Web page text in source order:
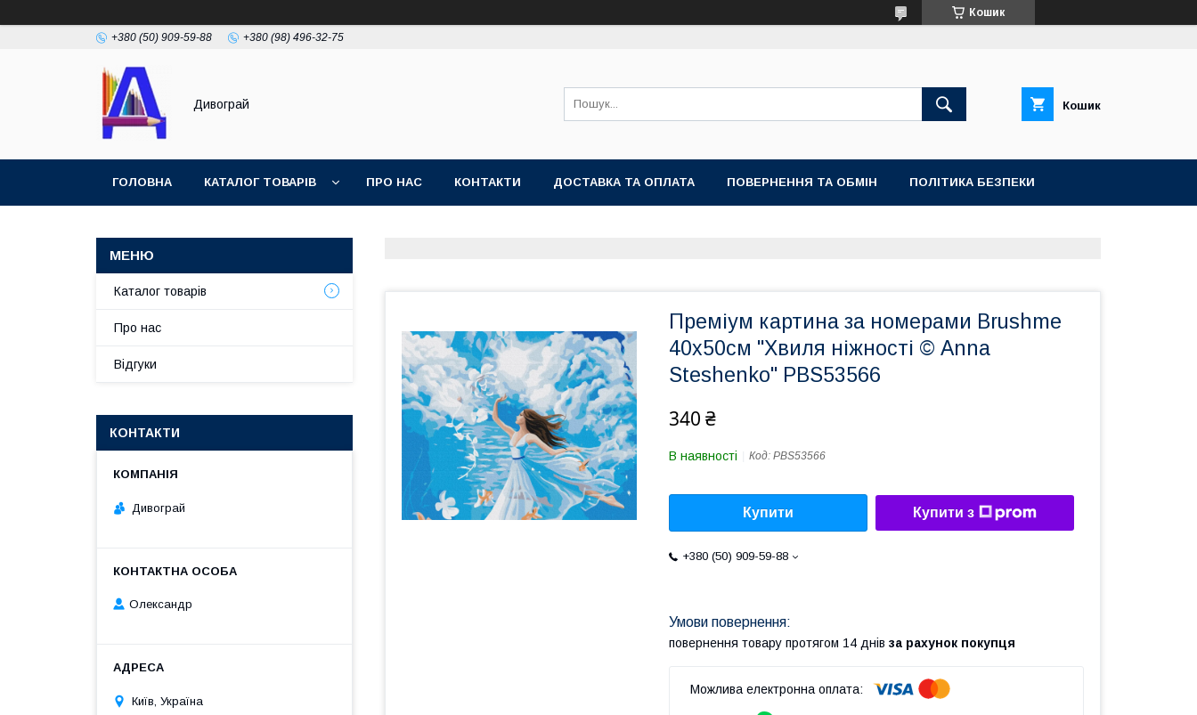
Кошик
+380 (50) 909-59-88 +380 (98) 496-32-75
Дивограй Кошик
ГОЛОВНА КАТАЛОГ ТОВАРІВ ПРО НАС КОНТАКТИ ДОСТАВКА ТА ОПЛАТА ПОВЕРНЕННЯ ТА ОБМІН ПОЛІТИКА БЕЗПЕКИ
Преміум картина за номерами Brushme
40x50см "Хвиля ніжності © Anna
Steshenko" PBS53566
340 ₴
В наявності Код: PBS53566
Купити Купити з
+380 (50) 909-59-88
повернення товару протягом 14 днів за рахунок покупця
Каталог товарів
Про нас
Відгуки
КОНТАКТИ
Дивограй
Олександр
Київ, Україна